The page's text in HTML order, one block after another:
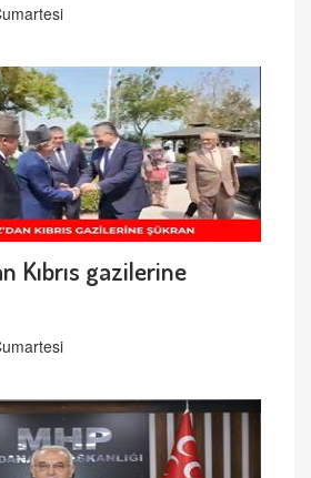
Kıbrıs gazilerine